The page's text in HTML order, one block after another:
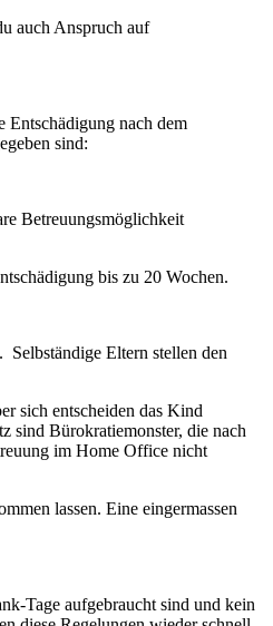
auch Anspruch auf
Entschädigung nach dem
sind:
Betreuungsmöglichkeit
bis zu 20 Wochen.
Selbständige Eltern stellen den
sich entscheiden das Kind
sind Bürokratiemonster, die nach
im Home Office nicht
lassen. Eine eingermassen
Tage aufgebraucht sind und kein